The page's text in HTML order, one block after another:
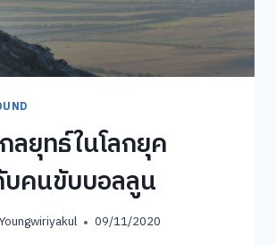
ลยุทธ์ในโลกยุค
บคนขับบอลลูน
09/11/2020